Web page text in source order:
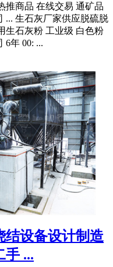
推商品 在线交易 通矿品
... 生石灰厂家供应脱硫脱
生石灰粉 工业级 白色粉
6年 00: ...
结设备设计制造
手 ...